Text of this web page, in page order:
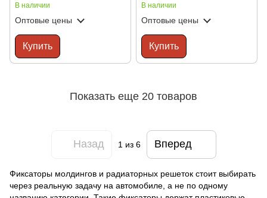
В наличии
Оптовые цены
Купить
В наличии
Оптовые цены
Купить
Показать еще 20 товаров
Назад 1 из 6 Вперед
Фиксаторы молдингов и радиаторных решеток стоит выбирать
через реальную задачу на автомобиле, а не по одному